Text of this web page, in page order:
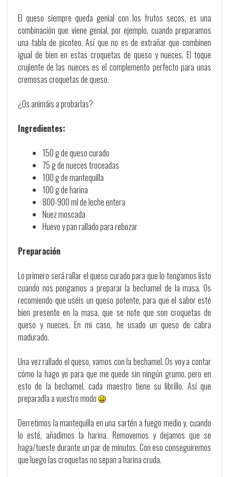
El queso siempre queda genial con los frutos secos, es una
combinación que viene genial, por ejemplo, cuando preparamos
una tabla de picoteo. Así que no es de extrañar que combinen
igual de bien en estas croquetas de queso y nueces. El toque
crujiente de las nueces es el complemento perfecto para unas
cremosas croquetas de queso.
¿Os animáis a probarlas?
Ingredientes:
150 g de queso curado
75 g de nueces troceadas
100 g de mantequilla
100 g de harina
800-900 ml de leche entera
Nuez moscada
Huevo y pan rallado para rebozar
Preparación
Lo primero será rallar el queso curado para que lo tengamos listo
cuando nos pongamos a preparar la bechamel de la masa. Os
recomiendo que uséis un queso potente, para que el sabor esté
bien presente en la masa, que se note que son croquetas de
queso y nueces. En mi caso, he usado un queso de cabra
madurado.
Una vez rallado el queso, vamos con la bechamel. Os voy a contar
cómo la hago yo para que me quede sin ningún grumo, pero en
esto de la bechamel, cada maestro tiene su librillo. Así que
preparadla a vuestro modo
Derretimos la mantequilla en una sartén a fuego medio y, cuando
lo esté, añadimos la harina. Removemos y dejamos que se
haga/tueste durante un par de minutos. Con eso conseguiremos
que luego las croquetas no sepan a harina cruda.